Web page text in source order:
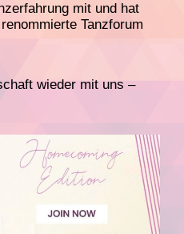
mit und hat
Tanzforum
wieder mit uns –